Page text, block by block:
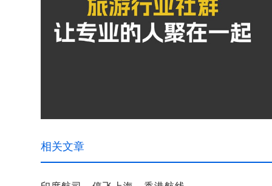
相关文章